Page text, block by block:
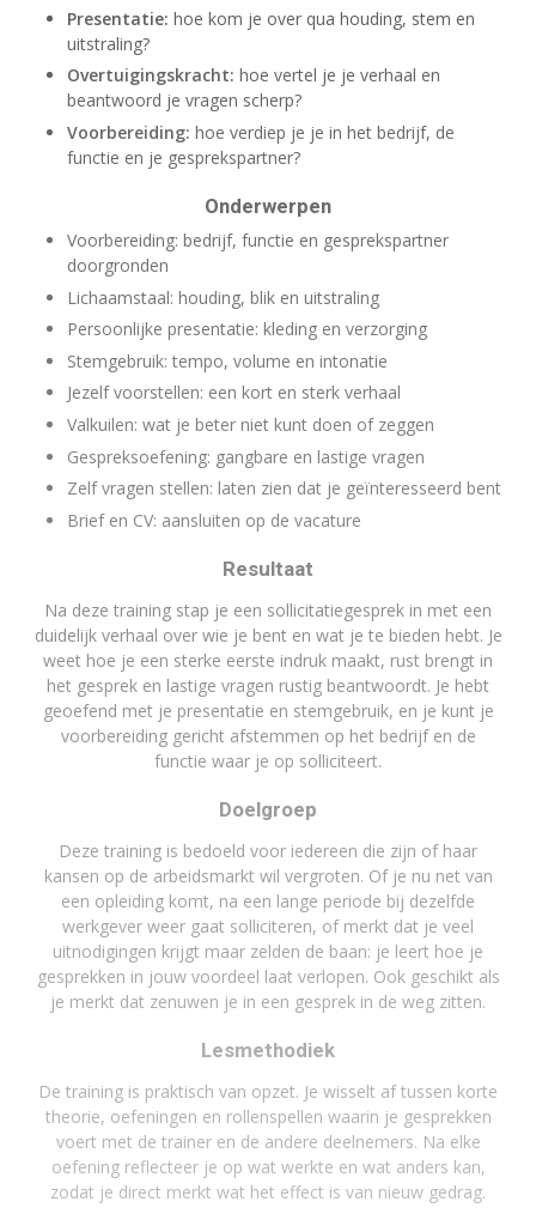
Presentatie: hoe kom je over qua houding, stem en
uitstraling?
Overtuigingskracht: hoe vertel je je verhaal en
beantwoord je vragen scherp?
Voorbereiding: hoe verdiep je je in het bedrijf, de
functie en je gesprekspartner?
Onderwerpen
Voorbereiding: bedrijf, functie en gesprekspartner
doorgronden
Lichaamstaal: houding, blik en uitstraling
Persoonlijke presentatie: kleding en verzorging
Stemgebruik: tempo, volume en intonatie
Jezelf voorstellen: een kort en sterk verhaal
Valkuilen: wat je beter niet kunt doen of zeggen
Gespreksoefening: gangbare en lastige vragen
Zelf vragen stellen: laten zien dat je geïnteresseerd bent
Brief en CV: aansluiten op de vacature
Resultaat
Na deze training stap je een sollicitatiegesprek in met een
duidelijk verhaal over wie je bent en wat je te bieden hebt. Je
weet hoe je een sterke eerste indruk maakt, rust brengt in
het gesprek en lastige vragen rustig beantwoordt. Je hebt
geoefend met je presentatie en stemgebruik, en je kunt je
voorbereiding gericht afstemmen op het bedrijf en de
functie waar je op solliciteert.
Doelgroep
Deze training is bedoeld voor iedereen die zijn of haar
kansen op de arbeidsmarkt wil vergroten. Of je nu net van
een opleiding komt, na een lange periode bij dezelfde
werkgever weer gaat solliciteren, of merkt dat je veel
uitnodigingen krijgt maar zelden de baan: je leert hoe je
gesprekken in jouw voordeel laat verlopen. Ook geschikt als
je merkt dat zenuwen je in een gesprek in de weg zitten.
Lesmethodiek
De training is praktisch van opzet. Je wisselt af tussen korte
theorie, oefeningen en rollenspellen waarin je gesprekken
voert met de trainer en de andere deelnemers. Na elke
oefening reflecteer je op wat werkte en wat anders kan,
zodat je direct merkt wat het effect is van nieuw gedrag.